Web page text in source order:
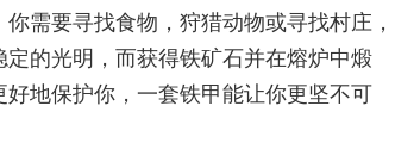
需要寻找食物，狩猎动物或寻找村庄，
的光明，而获得铁矿石并在熔炉中煅
地保护你，一套铁甲能让你更坚不可